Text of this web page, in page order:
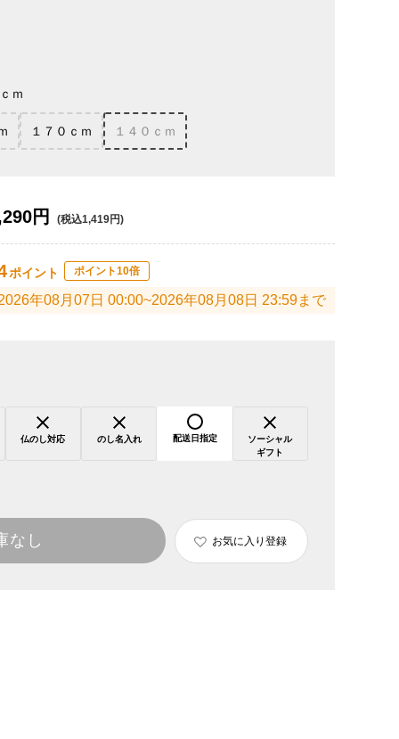
ｍ
１７０ｃｍ １４０ｃｍ
円 (税込1,419円)
ポイント ポイント10倍
年08月07日 00:00~2026年08月08日 23:59まで
仏のし対応 のし名入れ 配送日指定
ソーシャル
ギフト
なし お気に入り登録